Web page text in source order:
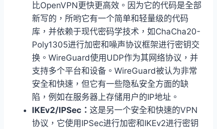
比OpenVPN更快更高效。因为它的代码是全部
新写的，所哟它有一个简单和轻量级的代码
库，并依赖于现代密码学技术，如ChaCha20-
Poly1305进行加密和噪声协议框架进行密钥交
换。WireGuard使用UDP作为其网络协议，并
支持多个平台和设备。WireGuard被认为非常
安全和快速，但它有一些隐私安全方面的缺
陷，例如在服务器上存储用户的IP地址。
IKEv2/IPSec： 这是另一个安全和快速的VPN
协议，它使用IPSec进行加密和IKEv2进行密钥